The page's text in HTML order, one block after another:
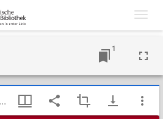
1
TypeError: Failed to fetch